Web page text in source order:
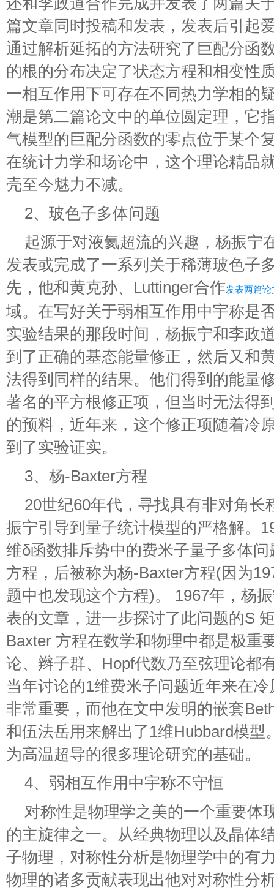
篇文章同时投稿和发表，发表后引起
通过解析延拓的方法研究了巨配分函
的根的分布决定了状态方程和相变性
一相互作用下可存在不同热力学相的
潮是第二篇论文中的单位圆定理，它
气模型的巨配分函数的零点位于某个
在统计力学和场论中，这个理论精品
壳至今魅力不减。
2、玻色子多体问题
起源于对液氦超流的兴趣，杨振宁
发表或完成了一系列关于稀薄玻色子
先，他和黄克孙、Luttinger合作发表两篇论
域。在写好关于弱相互作用中宇称是
实验结果的那段时间，杨振宁和李政
到了正确的基态能量修正，然后又和
法得到同样的结果。他们得到的能量
著名的平方根修正项，但当时无法得
的预料，近年来，这个修正项随着冷
到了实验证实。
3、杨-Baxter方程
20世纪60年代，寻找具有非对角长
振宁引导到量子统计模型的严格解。
维δ函数排斥势中的费米子量子多体
方程，后被称为杨-Baxter方程(因为
题中也发现这个方程)。 1967年，杨
表的文章，进一步探讨了此问题的S
Baxter 方程在数学和物理中都是极重
论、辫子群、Hopf代数乃至弦理论都
当年讨论的1维费米子问题近年来在
非常重要，而他在文中发明的嵌套
和伍法岳用来解出了1维Hubbard模型
为高温超导的很多理论研究的基础。
4、弱相互作用中宇称不守恒
对称性是物理学之美的一个重要体
的主旋律之一。从经典物理以及晶体
子物理，对称性分析是物理学中的有
物理的诸多贡献表现出他对对称性分